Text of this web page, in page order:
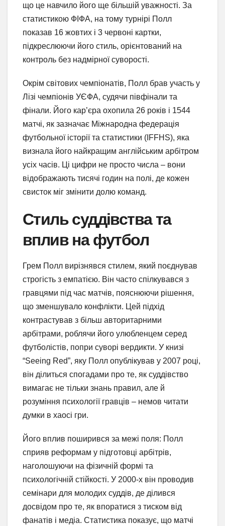
що це навчило його ще більшій уважності. За
статистикою ФІФА, на тому турнірі Полл
показав 16 жовтих і 3 червоні картки,
підкреслюючи його стиль, орієнтований на
контроль без надмірної суворості.
Окрім світових чемпіонатів, Полл брав участь у
Лізі чемпіонів УЄФА, судячи півфінали та
фінали. Його кар’єра охопила 26 років і 1544
матчі, як зазначає Міжнародна федерація
футбольної історії та статистики (IFFHS), яка
визнала його найкращим англійським арбітром
усіх часів. Ці цифри не просто числа – вони
відображають тисячі годин на полі, де кожен
свисток міг змінити долю команд.
Стиль суддівства та
вплив на футбол
Грем Полл вирізнявся стилем, який поєднував
строгість з емпатією. Він часто спілкувався з
гравцями під час матчів, пояснюючи рішення,
що зменшувало конфлікти. Цей підхід
контрастував з більш авторитарними
арбітрами, роблячи його улюбленцем серед
футболістів, попри суворі вердикти. У книзі
“Seeing Red”, яку Полл опублікував у 2007 році,
він ділиться спогадами про те, як суддівство
вимагає не тільки знань правил, але й
розуміння психології гравців – немов читати
думки в хаосі гри.
Його вплив поширився за межі поля: Полл
сприяв реформам у підготовці арбітрів,
наголошуючи на фізичній формі та
психологічній стійкості. У 2000-х він проводив
семінари для молодих суддів, де ділився
досвідом про те, як впоратися з тиском від
фанатів і медіа. Статистика показує, що матчі